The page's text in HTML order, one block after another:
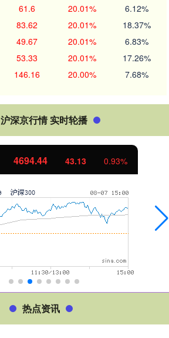
61.6 20.01% 6.12%
83.62 20.01% 18.37%
49.67 20.01% 6.83%
53.33 20.01% 17.26%
146.16 20.00% 7.68%
沪深京行情 实时轮播
1134.24 11.37 1.01%
热点资讯